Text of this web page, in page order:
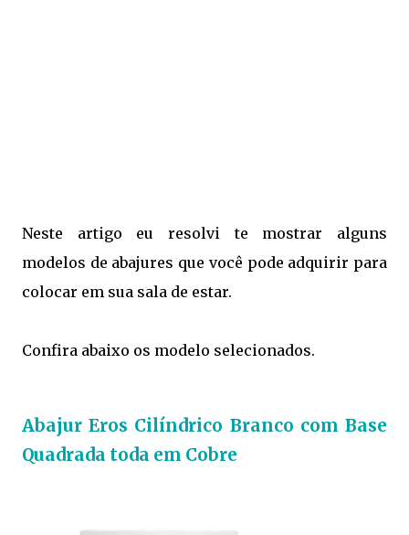
Neste artigo eu resolvi te mostrar alguns
modelos de abajures que você pode adquirir para
colocar em sua sala de estar.
Confira abaixo os modelo selecionados.
Abajur Eros Cilíndrico Branco com Base
Quadrada toda em Cobre